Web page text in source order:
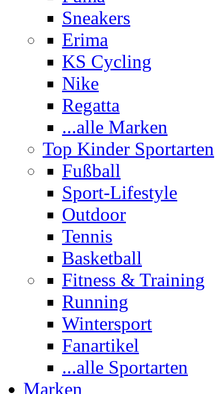
Sneakers
Erima
KS Cycling
Nike
Regatta
...alle Marken
Top Kinder Sportarten
Fußball
Sport-Lifestyle
Outdoor
Tennis
Basketball
Fitness & Training
Running
Wintersport
Fanartikel
...alle Sportarten
Marken